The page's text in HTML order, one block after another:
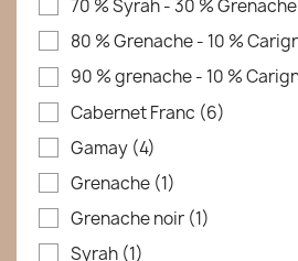
70 % Syrah - 30 % Grenache
Cabernet Franc (6)
Gamay (4)
Grenache (1)
Grenache noir (1)
Syrah (1)